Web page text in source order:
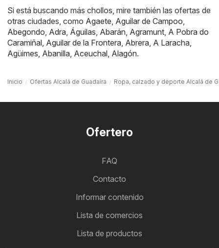
Si está buscando más chollos, mire también las ofertas de
otras ciudades, como Agaete Aguilar de Campoo
Abegondo Adra Águilas Abarán Agramunt A Pobra do
Caramiñal Aguilar de la Frontera Abrera A Laracha
Agüimes Abanilla Aceuchal Alagón.
Inicio Ofertas Alcalá de Guadaíra Ropa, calzado y deporte Alcalá de
Ofertero
FAQ
Contacto
Informar contenido
Lista de comercios
Lista de productos